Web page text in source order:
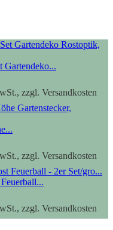
Gartendeko...
zzgl. Versandkosten
zzgl. Versandkosten
zzgl. Versandkosten